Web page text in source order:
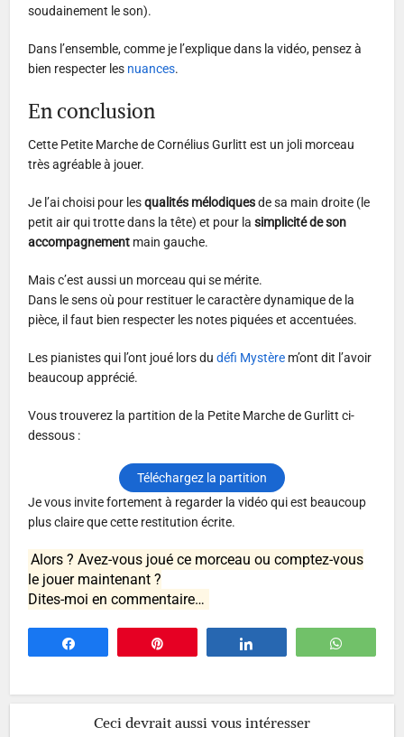
soudainement le son).
Dans l’ensemble, comme je l’explique dans la vidéo, pensez à
bien respecter les nuances.
En conclusion
Cette Petite Marche de Cornélius Gurlitt est un joli morceau
très agréable à jouer.
Je l’ai choisi pour lesqualités mélodiquesde sa main droite (le
petit air qui trotte dans la tête) et pour lasimplicité de son
accompagnement main gauche.
Mais c’est aussi un morceau qui se mérite.
Dans le sens où pour restituer le caractère dynamique de la
pièce, il faut bien respecter les notes piquées et accentuées.
Les pianistes qui l’ont joué lors dudéfi Mystère m’ont dit l’avoir
beaucoup apprécié.
Vous trouverez la partition de la Petite Marche de Gurlitt ci-
dessous :
Téléchargez la partition
Je vous invite fortement à regarder la vidéo qui est beaucoup
plus claire que cette restitution écrite.
Alors ? Avez-vous joué ce morceau ou comptez-vous
le jouer maintenant ?
Dites-moi en commentaire…
Ceci devrait aussi vous intéresser